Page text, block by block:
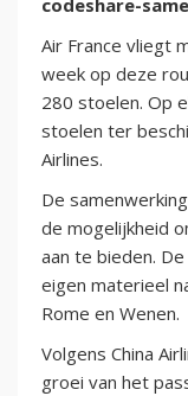
codeshare-
Air France vliegt
week op deze
280 stoelen. Op
stoelen ter
Airlines.
De
de mogelijkheid
aan te bieden.
eigen materieel
Rome en Wenen.
Volgens China
groei van het